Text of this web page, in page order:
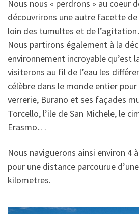
Nous nous « perdrons » au coeur
découvrirons une autre facette de
loin des tumultes et de
Nous partirons également à la
environnement incroyable qu’est
visiterons au fil de l’eau les
célèbre dans le monde entier
verrerie, Burano et ses façades
Torcello, l’ile de San Michele, le
Erasmo…
Nous naviguerons ainsi environ 4
pour une distance parcourue
kilometres.